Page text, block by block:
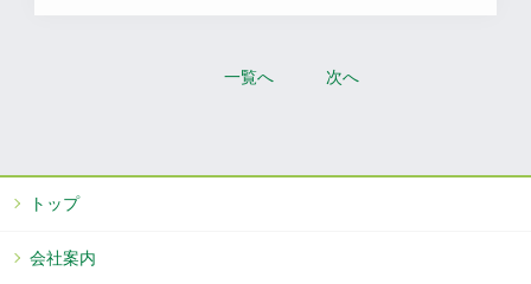
一覧へ 次へ
トップ
会社案内